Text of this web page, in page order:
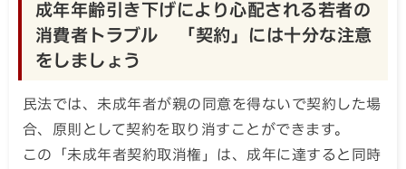
成年年齢引き下げにより心配される若者の
消費者トラブル 「契約」には十分な注意
をしましょう
民法では、未成年者が親の同意を得ないで契約した場
合、原則として契約を取り消すことができます。
この「未成年者契約取消権」は、成年に達すると同時